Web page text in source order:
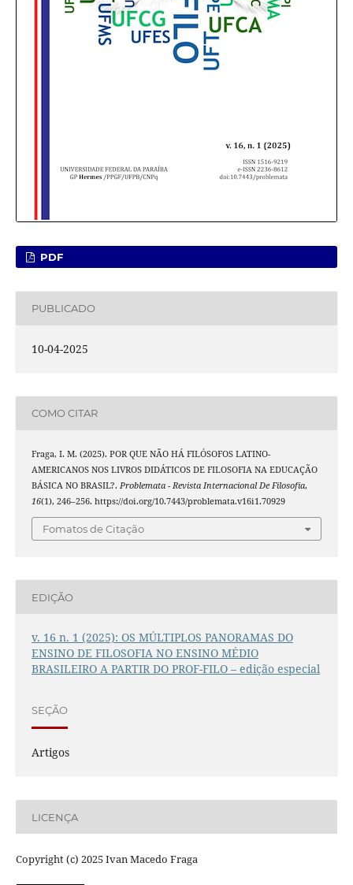
PDF
PUBLICADO
10-04-2025
COMO CITAR
Fraga, I. M. (2025). POR QUE NÃO HÁ FILÓSOFOS LATINO-
AMERICANOS NOS LIVROS DIDÁTICOS DE FILOSOFIA NA EDUCAÇÃO
BÁSICA NO BRASIL?. Problemata - Revista Internacional De Filosofia,
16(1), 246–256. https://doi.org/10.7443/problemata.v16i1.70929
Fomatos de Citação
EDIÇÃO
v. 16 n. 1 (2025): OS MÚLTIPLOS PANORAMAS DO
ENSINO DE FILOSOFIA NO ENSINO MÉDIO
BRASILEIRO A PARTIR DO PROF-FILO – edição especial
SEÇÃO
Artigos
LICENÇA
Copyright (c) 2025 Ivan Macedo Fraga